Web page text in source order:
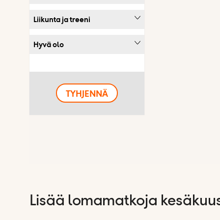
Liikunta ja treeni
Hyvä olo
TYHJENNÄ
Lisää lomamatkoja